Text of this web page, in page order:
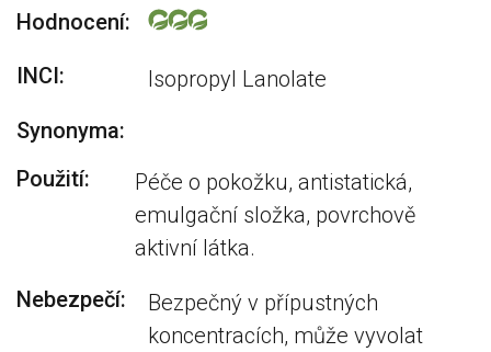
Hodnocení:
INCI:
Isopropyl Lanolate
Synonyma:
Použití:
Péče o pokožku, antistatická,
emulgační složka, povrchově
aktivní látka.
Nebezpečí:
Bezpečný v přípustných
koncentracích, může vyvolat